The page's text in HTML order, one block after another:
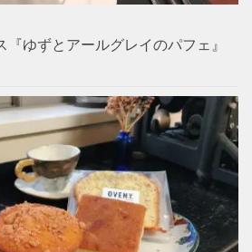
ゆずとアールグレイのパフェ』